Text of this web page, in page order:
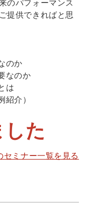
のパフォーマンス
提供できればと思
のか
なのか
は
介）
た
ミナー一覧を見る